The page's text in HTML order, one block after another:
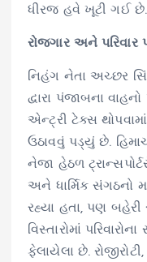
ધીરજ હવે ખૂટી ગઈ છે.
રોજગાર અને પરિવાર
નિહંગ નેતા અચ્છર
દ્વારા પંજાબના
એન્ટ્રી ટેક્સ
ઉઠાવવું પડ્યું છે.
નેજા હેઠળ
અને ધાર્મિક સંગઠનો
રહ્યા હતા, પણ
વિસ્તારોમાં
ફેલાયેલા છે.